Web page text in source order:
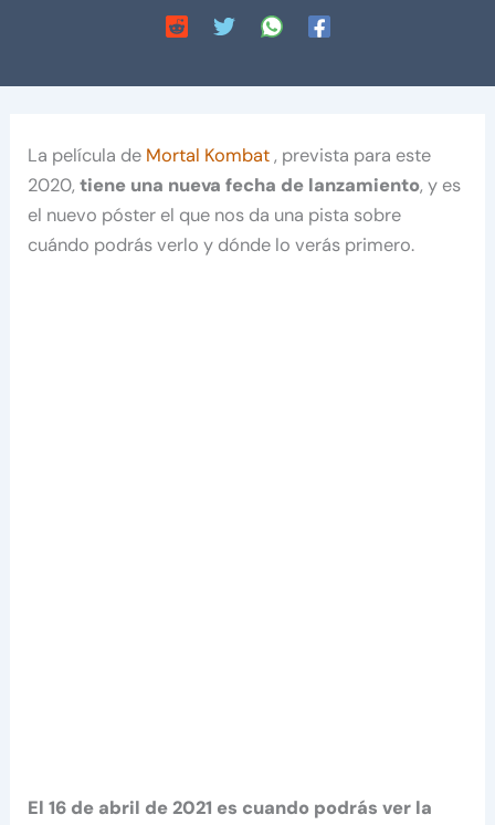
La película de Mortal Kombat, prevista para este
2020,tiene una nueva fecha de lanzamiento, y es
el nuevo póster el que nos da una pista sobre
cuándo podrás verlo y dónde lo verás primero.
El 16 de abril de 2021 es cuando podrás ver la